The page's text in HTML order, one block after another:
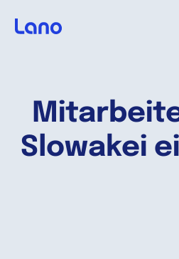
Slowakei
Warum Lano?